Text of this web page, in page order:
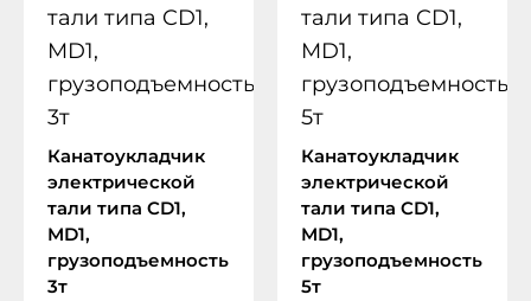
Канатоукладчик
электрической
тали типа CD1,
MD1,
грузоподъемность
3т
Канатоукладчик
электрической
тали типа CD1,
MD1,
грузоподъемность
5т